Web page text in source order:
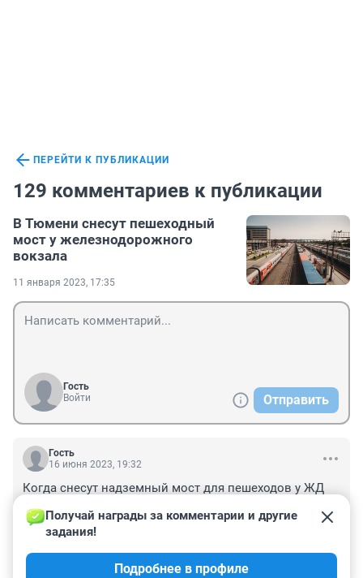
ПЕРЕЙТИ К ПУБЛИКАЦИИ
129 комментариев к публикации
В Тюмени снесут пешеходный
мост у железнодорожного
вокзала
11 января 2023, 17:35
Гость
Войти
Отправить
Гость
16 июня 2023, 19:32
Когда снесут надземный мост для пешеходов у ЖД
Будет много трупов. Я живу на Маяке, через этот мост
мне удобнее и быстрее пешком попадать в центр.
Очень удобно ходить в налоговую и на Цветной
Получай награды за комментарии и другие
задания!
Подробнее в профиле